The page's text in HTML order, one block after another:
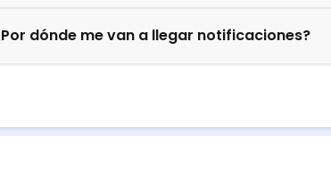
dónde me van a llegar notificaciones?